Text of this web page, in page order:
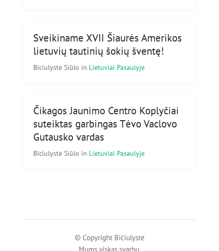
Sveikiname XVII Šiaurės Amerikos
lietuvių tautinių šokių šventę!
Biciulystė Siūlo in Lietuviai Pasaulyje
Čikagos Jaunimo Centro Koplyčiai
suteiktas garbingas Tėvo Vaclovo
Gutausko vardas
Biciulystė Siūlo in Lietuviai Pasaulyje
© Copyright Bičiulystė
Mums viskas svarbu.